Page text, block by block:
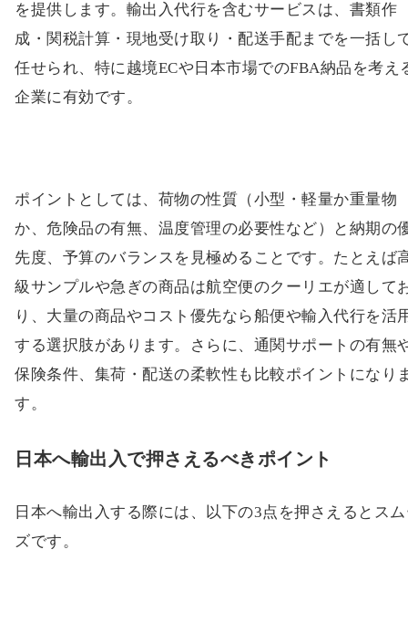
を提供します。輸出入代行を含むサービスは、書類作
成・関税計算・現地受け取り・配送手配までを一括し
任せられ、特に越境ECや日本市場でのFBA納品を考え
企業に有効です。
ポイントとしては、荷物の性質（小型・軽量か重量物
か、危険品の有無、温度管理の必要性など）と納期の
先度、予算のバランスを見極めることです。たとえば
級サンプルや急ぎの商品は航空便のクーリエが適して
り、大量の商品やコスト優先なら船便や輸入代行を活
する選択肢があります。さらに、通関サポートの有無
保険条件、集荷・配送の柔軟性も比較ポイントになり
す。
日本へ輸出入で押さえるべきポイント
日本へ輸出入する際には、以下の3点を押さえるとス
ズです。